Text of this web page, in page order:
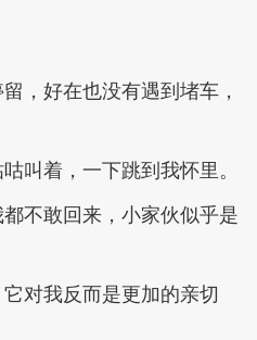
，好在也没有遇到堵车，
叫着，一下跳到我怀里。
不敢回来，小家伙似乎是
对我反而是更加的亲切